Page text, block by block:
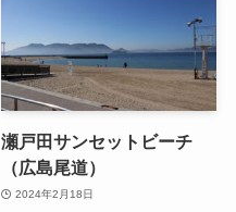
瀬戸田サンセットビーチ
（広島尾道）
2024年2月18日